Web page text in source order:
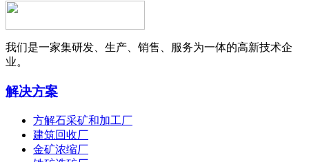
我们是一家集研发、生产、销售、服务为一体的高新技术企
业。
解决方案
方解石采矿和加工厂
建筑回收厂
金矿浓缩厂